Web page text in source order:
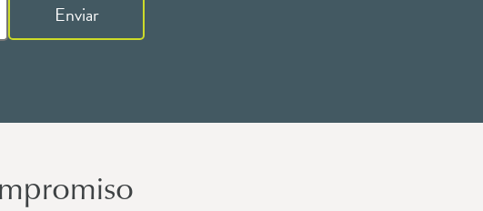
Enviar